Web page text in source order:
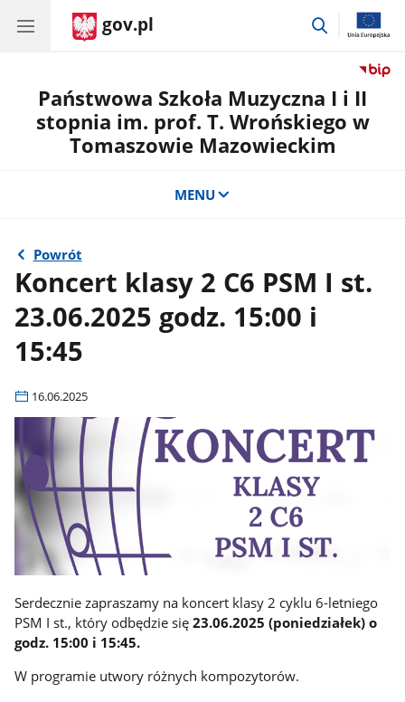
gov.pl
przejdź
Państwowa Szkoła Muzyczna I i II
stopnia im. prof. T. Wrońskiego w
Tomaszowie Mazowieckim
MENU
Powrót
Koncert klasy 2 C6 PSM I st.
23.06.2025 godz. 15:00 i
15:45
16.06.2025
Serdecznie zapraszamy na koncert klasy 2 cyklu 6-letniego
PSM I st., który odbędzie się 23.06.2025 (poniedziałek) o
godz. 15:00 i 15:45.
W programie utwory różnych kompozytorów.